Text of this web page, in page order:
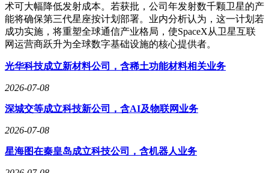
术可大幅降低发射成本。若获批，公司年发射数千颗卫星的产
能将确保第三代星座按计划部署。业内分析认为，这一计划若
成功实施，将重塑全球通信产业格局，使SpaceX从卫星互联
网运营商跃升为全球数字基础设施的核心提供者。
光华科技成立新材料公司，含稀土功能材料相关业务
2026-07-08
深城交等成立科技新公司，含AI及物联网业务
2026-07-08
星海图在秦皇岛成立科技公司，含机器人业务